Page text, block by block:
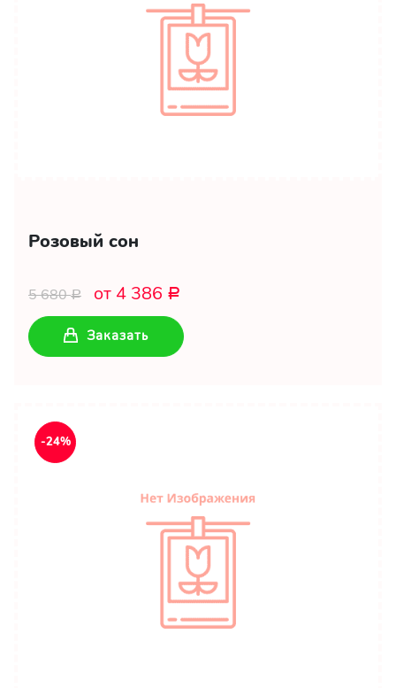
Розовый сон
5 680Р от 4 386 Р
Заказать
-24%